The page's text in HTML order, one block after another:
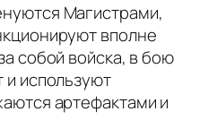
Магистрами,
вполне
собой войска, в бою
и используют
артефактами и